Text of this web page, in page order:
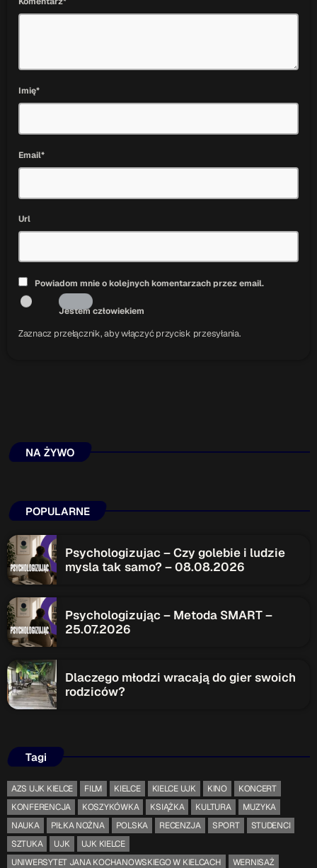
Imię*
Email*
Url
Powiadom mnie o kolejnych komentarzach przez email.
Jestem człowiekiem
Zaznacz przełącznik, aby włączyć przycisk przesyłania.
NA ŻYWO
POPULARNE
Psychologizujac – Czy golebie i ludzie
mysla tak samo? – 08.08.2026
Psychologizując – Metoda SMART –
25.07.2026
Dlaczego młodzi wracają do gier swoich
rodziców?
Tagi
AZS UJK KIELCE FILM KIELCE KIELCE UJK KINO
KONCERT
KONFERENCJA
KOSZYKÓWKA KSIĄŻKA KULTURA
MUZYKA
NAUKA
PIŁKA NOŻNA POLSKA RECENZJA SPORT
STUDENCI
SZTUKA
UJK
UJK KIELCE
UNIWERSYTET JANA KOCHANOWSKIEGO W KIELCACH
WERNISAŻ